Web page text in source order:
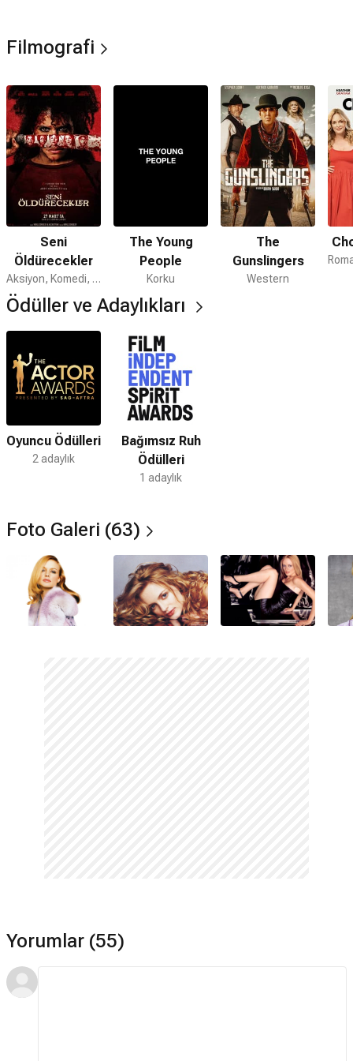
kadın oyuncuları arasında gösterilen Graham birçok kez 'en
Filmografi
Seni
Öldürecekler
Aksiyon, Komedi, Korku
The Young
People
Korku
The
Gunslingers
Western
Ödüller ve Adaylıkları
Oyuncu Ödülleri
2 adaylık
Bağımsız Ruh
Ödülleri
1 adaylık
Foto Galeri (63)
Yorumlar (55)